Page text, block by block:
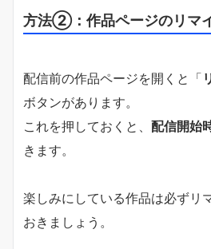
方法②：作品ページのリマ
配信前の作品ページを開くと「
ボタンがあります。
これを押しておくと、 配信開始
きます。
楽しみにしている作品は必ずリ
おきましょう。